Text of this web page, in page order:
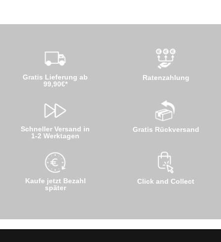
Gratis Lieferung ab
99,90€*
Schneller Versand in
1-2 Werktagen
Kaufe jetzt Bezahl
später
Ratenzahlung
Gratis Rückversand
Click and Collect